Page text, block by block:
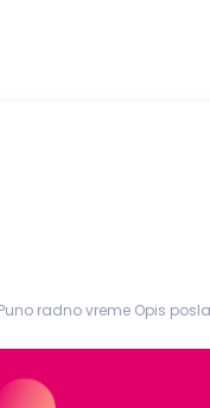
radno vreme Opis